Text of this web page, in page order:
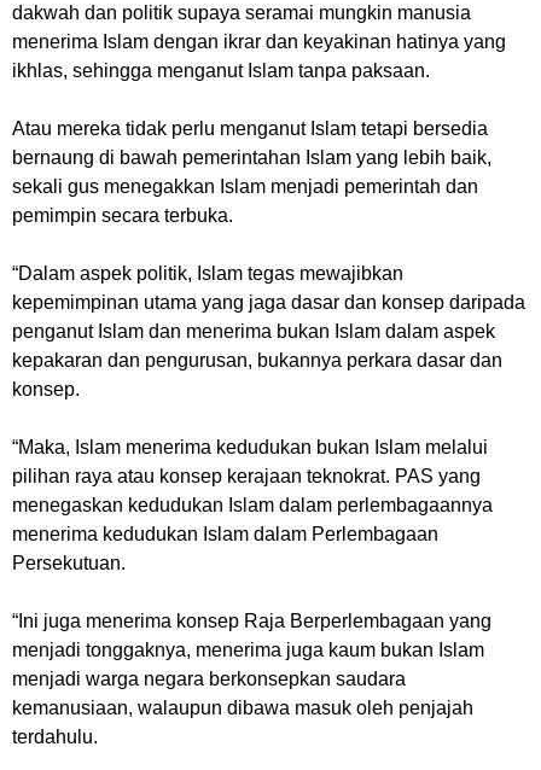
dakwah dan politik supaya seramai mungkin manusia
menerima Islam dengan ikrar dan keyakinan hatinya yang
ikhlas, sehingga menganut Islam tanpa paksaan.
Atau mereka tidak perlu menganut Islam tetapi bersedia
bernaung di bawah pemerintahan Islam yang lebih baik,
sekali gus menegakkan Islam menjadi pemerintah dan
pemimpin secara terbuka.
“Dalam aspek politik, Islam tegas mewajibkan
kepemimpinan utama yang jaga dasar dan konsep daripada
penganut Islam dan menerima bukan Islam dalam aspek
kepakaran dan pengurusan, bukannya perkara dasar dan
konsep.
“Maka, Islam menerima kedudukan bukan Islam melalui
pilihan raya atau konsep kerajaan teknokrat. PAS yang
menegaskan kedudukan Islam dalam perlembagaannya
menerima kedudukan Islam dalam Perlembagaan
Persekutuan.
“Ini juga menerima konsep Raja Berperlembagaan yang
menjadi tonggaknya, menerima juga kaum bukan Islam
menjadi warga negara berkonsepkan saudara
kemanusiaan, walaupun dibawa masuk oleh penjajah
terdahulu.